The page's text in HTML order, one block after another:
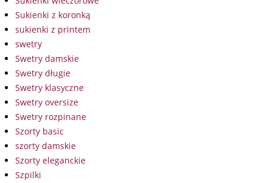
Sukienki z koronką
sukienki z printem
swetry
Swetry damskie
Swetry długie
Swetry klasyczne
Swetry oversize
Swetry rozpinane
Szorty basic
szorty damskie
Szorty eleganckie
Szpilki